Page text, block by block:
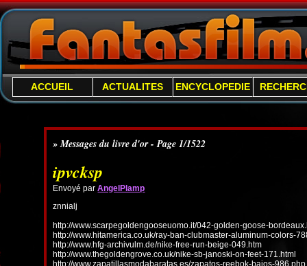
ACCUEIL ACTUALITES ENCYCLOPEDIE
» Messages du livre d'or - Page 1/1522
ipvcksp
Envoyé parAngelPlamp
znnialj
http://www.scarpegoldengooseuomo.it/042-golden-goose-
http://www.hitamerica.co.uk/ray-ban-clubmaster-aluminum-colors-
http://www.hfg-archivulm.de/nike-free-run-beige-049.htm
http://www.thegoldengrove.co.uk/nike-sb-janoski-on-feet-171.html